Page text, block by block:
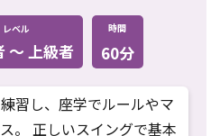
レベル
〜 上級者
時間
60分
習し、座学でルールやマ
。 正しいスイングで基本